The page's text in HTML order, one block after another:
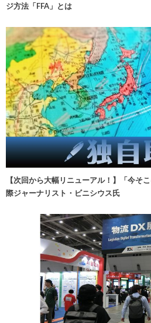
ジ方法「FFA」とは
【次回から大幅リニューアル！】「今
際ジャーナリスト・ビニシウス氏